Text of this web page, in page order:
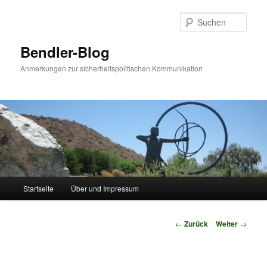
Bendler-Blog
Anmerkungen zur sicherheitspolitischen Kommunikation
Startseite Über und Impressum
Beitrags-
← Zurück Weiter →